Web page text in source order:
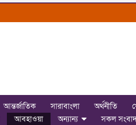
আন্তর্জাতিক সারাবাংলা অর্থনীতি
আবহাওয়া অন্যান্য সকল